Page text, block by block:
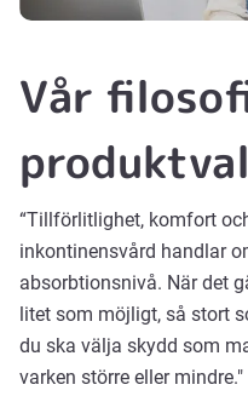
Vår
produktval
“Tillförlitlighet, komfort
inkontinensvård handlar
absorbtionsnivå. När det
litet som möjligt, så stort
du ska välja skydd som
varken större eller mindre."